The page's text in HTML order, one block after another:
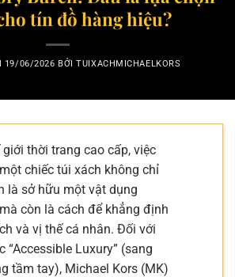
tín đồ hàng hiệu?
19/06/2026 BỞITUIXACHMICHAELKORS
giới thời trang cao cấp, việc
chiếc túi xách không chỉ
là sở hữu một vật dụng
còn là cách để khẳng định
và vị thế cá nhân. Đối với
“Accessible Luxury” (sang
tầm tay), Michael Kors (MK)